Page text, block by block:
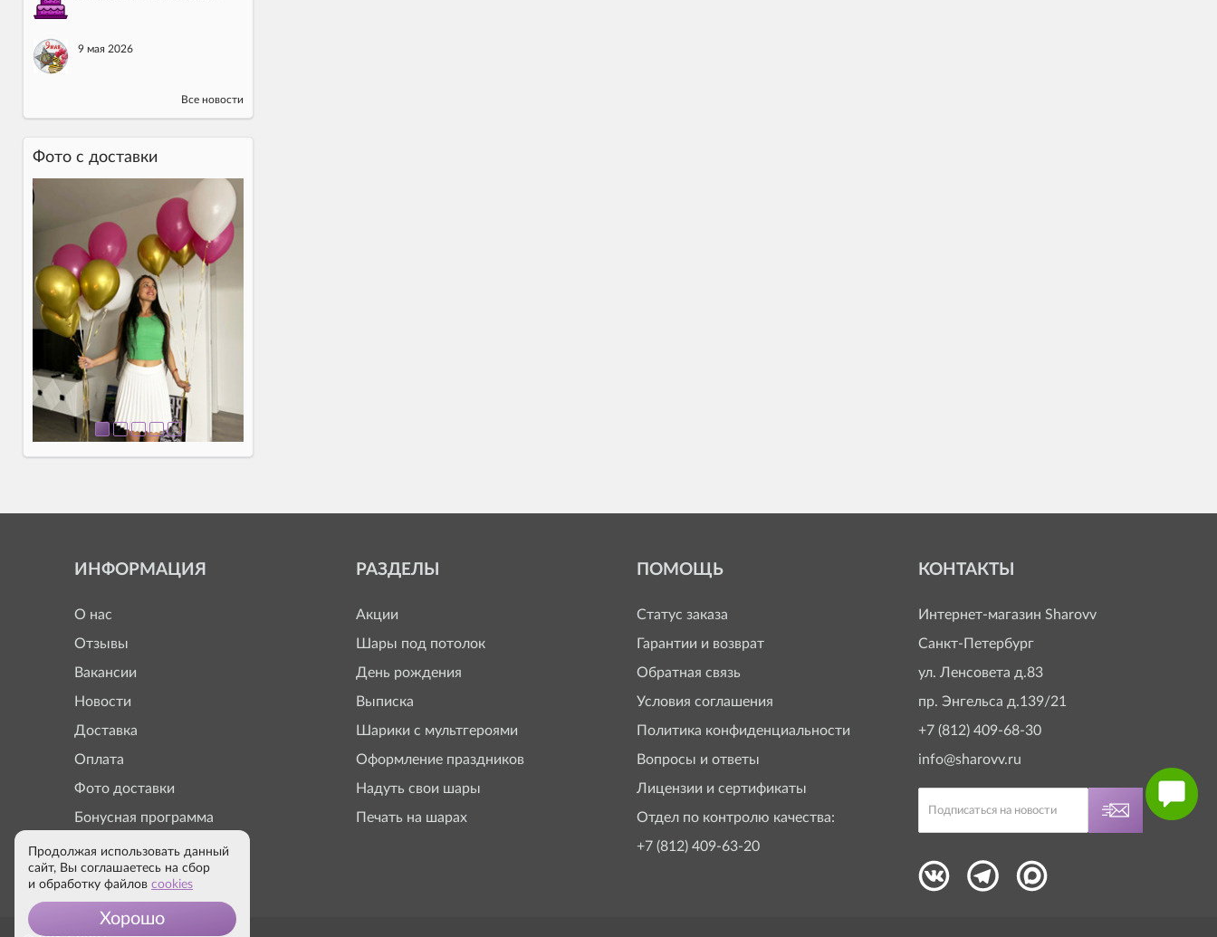
9 мая 2026
Все новости
Фото c доставки
ИНФОРМАЦИЯ
О нас
Отзывы
Вакансии
Новости
Доставка
Оплата
Фото доставки
Бонусная программа
РАЗДЕЛЫ
Акции
Шары под потолок
День рождения
Выписка
Шарики с мультгероями
Оформление праздников
Надуть свои шары
Печать на шарах
ПОМОЩЬ
Статус заказа
Гарантии и возврат
Обратная связь
Условия соглашения
Политика конфиденциальности
Вопросы и ответы
Лицензии и сертификаты
Отдел по контролю качества:
+7 (812) 409-63-20
КОНТАКТЫ
Интернет-магазин Sharovv
Санкт-Петербург
ул. Ленсовета д.83
пр. Энгельса д.139/21
+7 (812) 409-68-30
info@sharovv.ru
Продолжая использовать данный
сайт, Вы соглашаетесь на сбор
и обработку файлов cookies
Хорошо